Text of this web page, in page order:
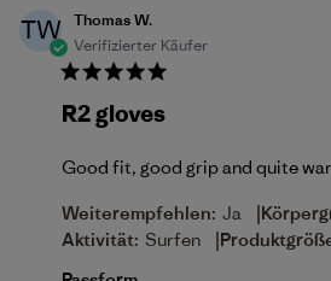
TW
Thomas W.
Verifizierter Käufer
R2 gloves
Good fit, good grip and quite
Weiterempfehlen: Ja |
Aktivität: Surfen |